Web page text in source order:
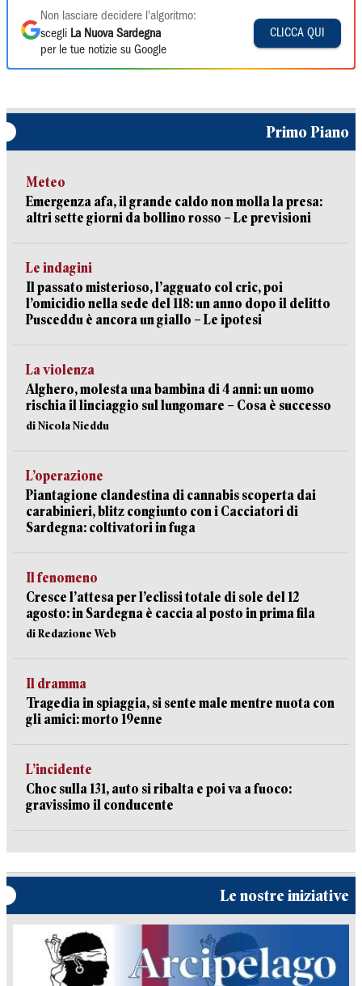
Non lasciare decidere l'algoritmo:
scegli La Nuova Sardegna
per le tue notizie su Google
CLICCA QUI
Primo Piano
Meteo
Emergenza afa, il grande caldo non molla la presa:
altri sette giorni da bollino rosso – Le previsioni
Le indagini
Il passato misterioso, l’agguato col cric, poi
l’omicidio nella sede del 118: un anno dopo il delitto
Pusceddu è ancora un giallo – Le ipotesi
La violenza
Alghero, molesta una bambina di 4 anni: un uomo
rischia il linciaggio sul lungomare – Cosa è successo
di Nicola Nieddu
L’operazione
Piantagione clandestina di cannabis scoperta dai
carabinieri, blitz congiunto con i Cacciatori di
Sardegna: coltivatori in fuga
Il fenomeno
Cresce l’attesa per l’eclissi totale di sole del 12
agosto: in Sardegna è caccia al posto in prima fila
di Redazione Web
Il dramma
Tragedia in spiaggia, si sente male mentre nuota con
gli amici: morto 19enne
L’incidente
Choc sulla 131, auto si ribalta e poi va a fuoco:
gravissimo il conducente
Le nostre iniziative